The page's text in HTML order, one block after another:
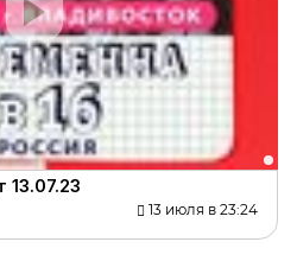
13.07.23
13 июля в 23:24